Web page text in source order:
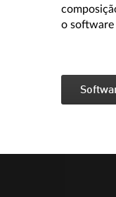
o software